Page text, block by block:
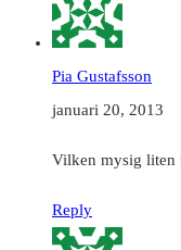
Pia Gustafsson
januari 20, 2013
Vilken mysig liten
Reply